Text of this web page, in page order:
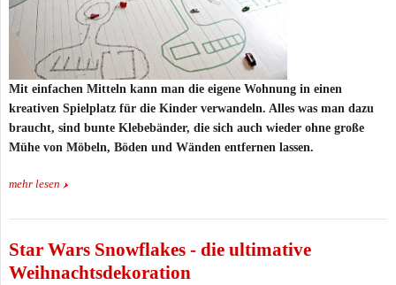
Mit einfachen Mitteln kann man die eigene Wohnung in einen
kreativen Spielplatz für die Kinder verwandeln. Alles was man dazu
braucht, sind bunte Klebebänder, die sich auch wieder ohne große
Mühe von Möbeln, Böden und Wänden entfernen lassen.
mehr lesen
Star Wars Snowflakes - die ultimative
Weihnachtsdekoration